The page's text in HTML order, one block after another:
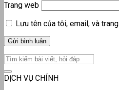
Trang web
Lưu tên của tôi, email, và
DỊCH VỤ CHÍNH